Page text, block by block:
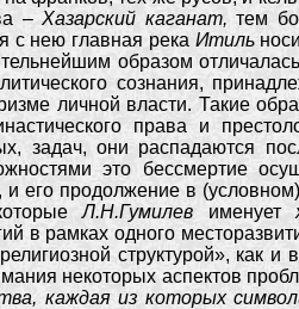
–Хазарский каганат,тем
с нею главная река Итиль
образом отличалась
сознания,
личной власти. Такие
права и
задач, они распадаются
это бессмертие
и его продолжение в
Л.Н.Гумилев именует
в рамках одного
структурой», как и
некоторых аспектов
каждая из которых